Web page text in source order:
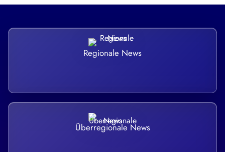
Regionale News
Überregionale News